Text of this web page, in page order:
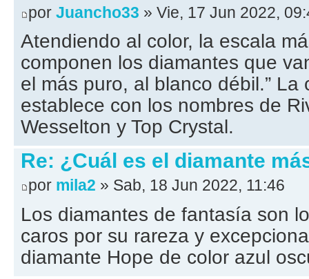
por Juancho33 » Vie, 17 Jun 2022,
Atendiendo al color, la escala
componen los diamantes que
el más puro, al blanco débil.” La
establece con los nombres de
Wesselton y Top Crystal.
Re: ¿Cuál es el diamante
por mila2 » Sab, 18 Jun 2022, 11:46
Los diamantes de fantasía son
caros por su rareza y
diamante Hope de color azul